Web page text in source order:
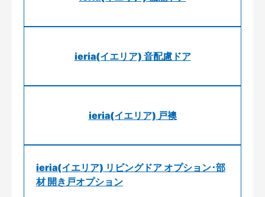
ieria(イエリア) 音配慮ドア
ieria(イエリア) 戸襖
ieria(イエリア) リビングドア オプション･部
材 開き戸オプション